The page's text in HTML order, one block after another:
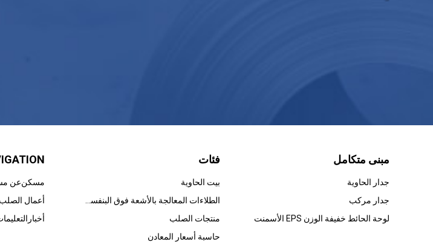
مسكنعن
أعمال الصلب
أخبار
فئات
بيت الحاوية
منتجات الصلب
حاسبة أسعار المعادن
مبنى متكامل
جدار الحاوية
جدار مركب
لوحة الحائط خفيفة الوزن EPS الأسمنت